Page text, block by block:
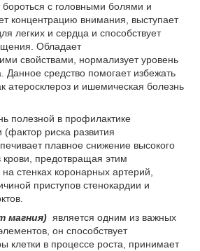
бороться с головными болями и
концентрацию внимания, выступает
легких и сердца и способствует
Обладает
свойствами, нормализует уровень
Данное средство помогает избежать
атеросклероз и ишемическая болезнь
полезной в профилактике
риска развития
плавное снижение высокого
крови, предотвращая этим
стенках коронарных артерий,
приступов стенокардии и
магния) является одним из важных
он способствует
клетки в процессе роста, принимает